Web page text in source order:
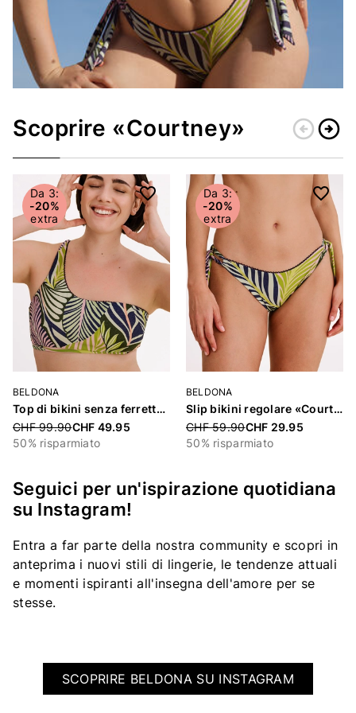
Scoprire «Courtney» arrow_circle_leftarrow_circle_right
Da 3:
-20%
extra
BELDONA
Top di bikini senza ferretto imbottito «Courtney»
Price reduced from
CHF 99.90CHF 49.95
50% risparmiato
Da 3:
-20%
extra
BELDONA
Slip bikini regolare «Courtney»
Price reduced from
CHF 59.90CHF 29.95
50% risparmiato
Seguici per un'ispirazione quotidiana
su Instagram!
Entra a far parte della nostra community e scopri in
anteprima i nuovi stili di lingerie, le tendenze attuali
e momenti ispiranti all'insegna dell'amore per se
stesse.
SCOPRIRE BELDONA SU INSTAGRAM